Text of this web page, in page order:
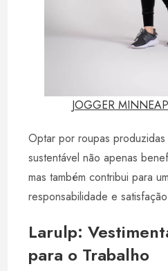
JOGGER
Optar por roupas
sustentável não apenas
mas também contribui para
responsabilidade e
Larulp:
para o Trabalho